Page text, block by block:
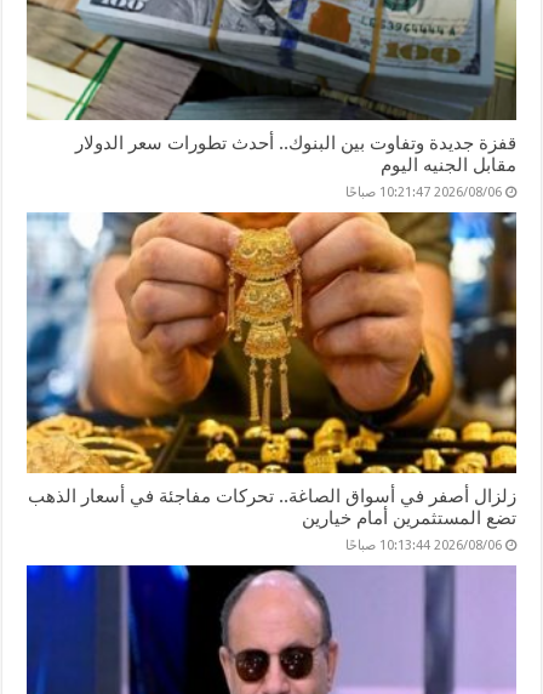
قفزة جديدة وتفاوت بين البنوك.. أحدث تطورات سعر الدولار
مقابل الجنيه اليوم
2026/08/06 10:21:47 صباحًا
زلزال أصفر في أسواق الصاغة.. تحركات مفاجئة في أسعار الذهب
تضع المستثمرين أمام خيارين
2026/08/06 10:13:44 صباحًا